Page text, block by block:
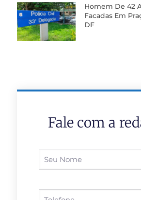
Homem De 42
Facadas Em
DF
Fale com a